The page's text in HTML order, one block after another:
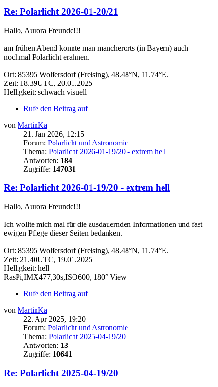
Re: Polarlicht 2026-01-20/21
Hallo, Aurora Freunde!!!
am frühen Abend konnte man mancherorts (in Bayern) auch
nochmal Polarlicht erahnen.
Ort: 85395 Wolfersdorf (Freising), 48.48°N, 11.74°E.
Zeit: 18.39UTC, 20.01.2025
Helligkeit: schwach visuell
Rufe den Beitrag auf
von MartinKa
21. Jan 2026, 12:15
Forum: Polarlicht und Astronomie
Thema: Polarlicht 2026-01-19/20 - extrem hell
Antworten: 184
Zugriffe: 147031
Re: Polarlicht 2026-01-19/20 - extrem hell
Hallo, Aurora Freunde!!!
Ich wollte mich mal für die ausdauernden Informationen und fast
ewigen Pflege dieser Seiten bedanken.
Ort: 85395 Wolfersdorf (Freising), 48.48°N, 11.74°E.
Zeit: 21.40UTC, 19.01.2025
Helligkeit: hell
RasPi,IMX477,30s,ISO600, 180° View
Rufe den Beitrag auf
von MartinKa
22. Apr 2025, 19:20
Forum: Polarlicht und Astronomie
Thema: Polarlicht 2025-04-19/20
Antworten: 13
Zugriffe: 10641
Re: Polarlicht 2025-04-19/20